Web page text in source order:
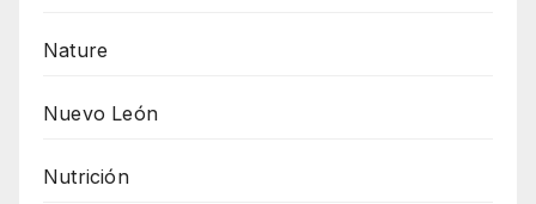
Nature
Nuevo León
Nutrición